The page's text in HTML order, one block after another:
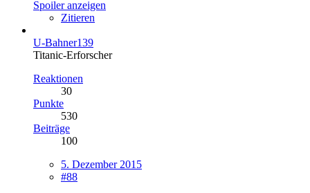
Spoiler anzeigen
Zitieren
U-Bahner139
Titanic-Erforscher
Reaktionen
30
Punkte
530
Beiträge
100
5. Dezember 2015
#88